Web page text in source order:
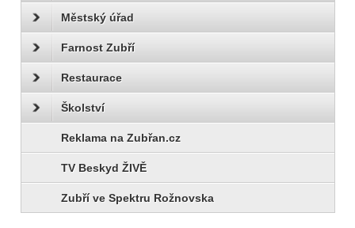
Městský úřad
Farnost Zubří
Restaurace
Školství
Reklama na Zubřan.cz
TV Beskyd ŽIVĚ
Zubří ve Spektru Rožnovska